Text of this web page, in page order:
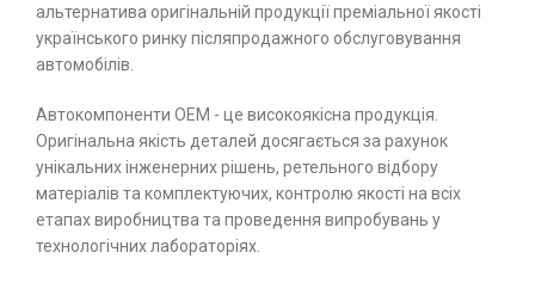
альтернатива оригінальній продукції преміальної якості
українського ринку післяпродажного обслуговування
автомобілів.
Автокомпоненти ОЕМ - це високоякісна продукція.
Оригінальна якість деталей досягається за рахунок
унікальних інженерних рішень, ретельного відбору
матеріалів та комплектуючих, контролю якості на всіх
етапах виробництва та проведення випробувань у
технологічних лабораторіях.